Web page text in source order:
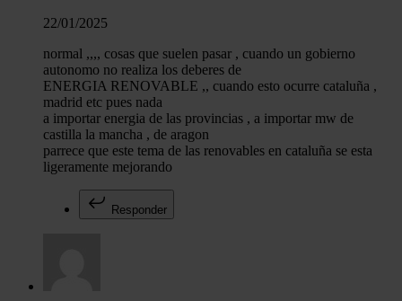
22/01/2025
normal ,,,, cosas que suelen pasar , cuando un gobierno
autonomo no realiza los deberes de
ENERGIA RENOVABLE ,, cuando esto ocurre cataluña ,
madrid etc pues nada
a importar energia de las provincias , a importar mw de
castilla la mancha , de aragon
parrece que este tema de las renovables en cataluña se esta
ligeramente mejorando
Responder